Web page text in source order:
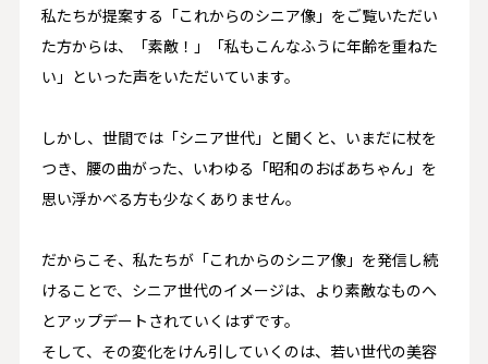
私たちが提案する「これからのシニア像」をご覧いただい
た方からは、「素敵！」「私もこんなふうに年齢を重ねた
い」といった声をいただいています。
しかし、世間では「シニア世代」と聞くと、いまだに杖を
つき、腰の曲がった、いわゆる「昭和のおばあちゃん」を
思い浮かべる方も少なくありません。
だからこそ、私たちが「これからのシニア像」を発信し続
けることで、シニア世代のイメージは、より素敵なものへ
とアップデートされていくはずです。
そして、その変化をけん引していくのは、若い世代の美容